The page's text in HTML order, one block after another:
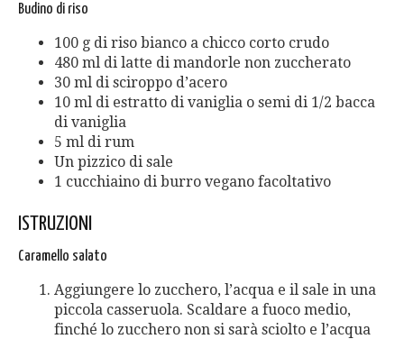
Budino di riso
100 g di riso bianco a chicco corto crudo
480 ml di latte di mandorle non zuccherato
30 ml di sciroppo d’acero
10 ml di estratto di vaniglia o semi di 1/2 bacca
di vaniglia
5 ml di rum
Un pizzico di sale
1 cucchiaino di burro vegano facoltativo
ISTRUZIONI
Caramello salato
Aggiungere lo zucchero, l’acqua e il sale in una
piccola casseruola. Scaldare a fuoco medio,
finché lo zucchero non si sarà sciolto e l’acqua